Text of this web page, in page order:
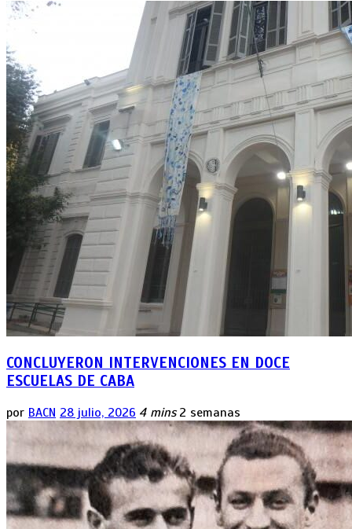
CONCLUYERON INTERVENCIONES EN DOCE
ESCUELAS DE CABA
por BACN 28 julio, 2026 4 mins 2 semanas